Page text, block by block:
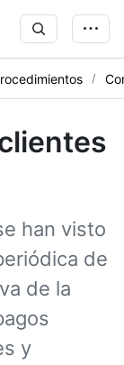
han visto
de
de la
y